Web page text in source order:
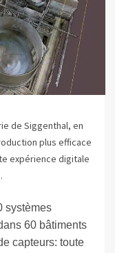
de Siggenthal, en
plus efficace
expérience digitale
systèmes
60 bâtiments
capteurs: toute